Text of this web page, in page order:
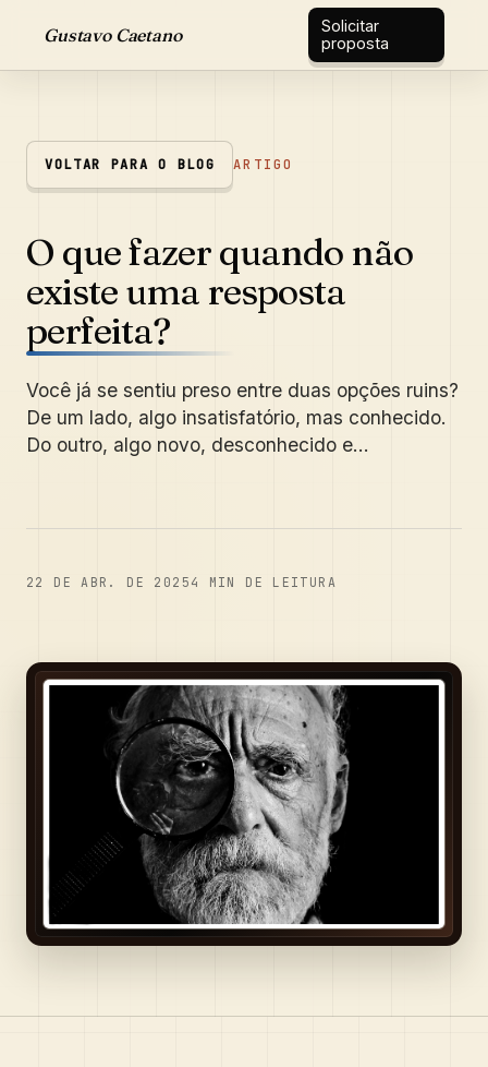
Gustavo Caetano
Solicitar
proposta
VOLTAR PARA O BLOG ARTIGO
O que fazer quando não
existe uma resposta
perfeita?
Você já se sentiu preso entre duas opções ruins?
De um lado, algo insatisfatório, mas conhecido.
Do outro, algo novo, desconhecido e...
22 DE ABR. DE 2025 4 MIN DE LEITURA